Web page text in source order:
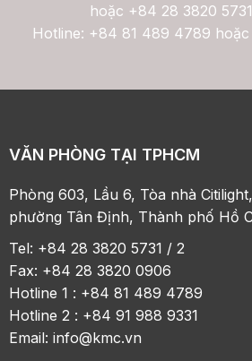
hoặc +84 28 3820
Hotline: +84 81 489 4789 hoặc
VĂN PHÒNG TẠI TPHCM
Phòng 603, Lầu 6, Tòa nhà
phường Tân Định, Thành phố Hồ
Tel: +84 28 3820 5731 / 2
Fax: +84 28 3820 0906
Hotline 1 : +84 81 489 4789
Hotline 2 : +84 91 988 9331
Email:info@kmc.vn